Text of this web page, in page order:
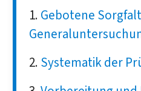
Gebotene
Systematik der